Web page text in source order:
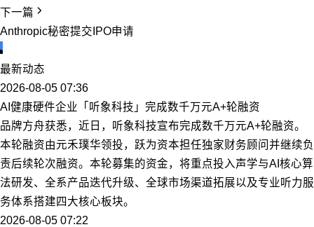
下一篇
Anthropic秘密提交IPO申请
最新动态
2026-08-05 07:36
AI健康硬件企业「听象科技」完成数千万元A+轮融资
品牌方舟获悉，近日，听象科技宣布完成数千万元A+轮融资。
本轮融资由元禾璞华领投，跃为资本担任独家财务顾问并继续负
责后续轮次融资。本轮募集的资金，将重点投入声学与AI核心算
法研发、全系产品迭代升级、全球市场渠道拓展以及专业听力服
务体系搭建四大核心板块。
2026-08-05 07:22